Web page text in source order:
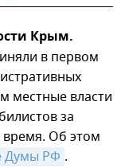
Крым.
в первом
местные власти
за
Об этом
Думы РФ .